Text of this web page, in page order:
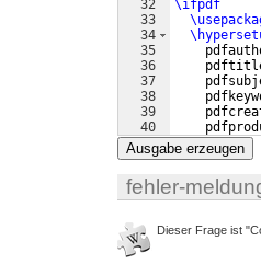
32
33
34
35
36
37
38
39
40
41
\ifpdf
\else
Ausgabe erzeugen
fehler-
Dieser Frage ist